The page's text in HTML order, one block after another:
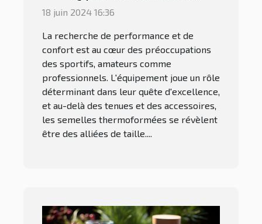
thermoformées et leurs
aux besoins des sportifs
18 juin 2024 16:36
La recherche de performance et de
confort est au cœur des préoccupations
des sportifs, amateurs comme
professionnels. L'équipement joue un rôle
déterminant dans leur quête d'excellence,
et au-delà des tenues et des accessoires,
les semelles thermoformées se révèlent
être des alliées de taille....